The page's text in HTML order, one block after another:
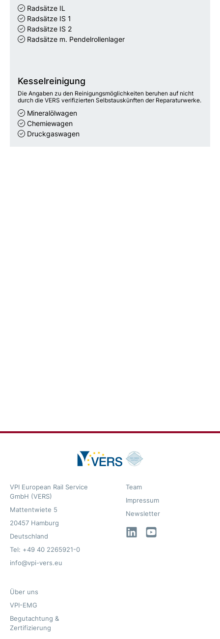
Radsätze IL
Radsätze IS 1
Radsätze IS 2
Radsätze m. Pendelrollenlager
Kesselreinigung
Die Angaben zu den Reinigungsmöglichkeiten beruhen auf nicht
durch die VERS verifizierten Selbstauskünften der Reparaturwerke.
Mineralölwagen
Chemiewagen
Druckgaswagen
VPI European Rail Service
GmbH (VERS)
Mattentwiete 5
20457 Hamburg
Deutschland
Tel: +49 40 2265921-0
info@vpi-vers.eu
Team
Impressum
Newsletter
LinkedInYouTube
Über uns
VPI-EMG
Begutachtung &
Zertifizierung